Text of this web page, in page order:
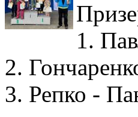
1.
2.
3. Репко -